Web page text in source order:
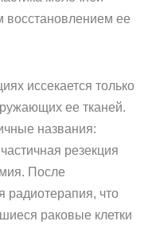
ее
иссекается только
ее тканей.
названия:
резекция
После
радиотерапия, что
раковые клетки